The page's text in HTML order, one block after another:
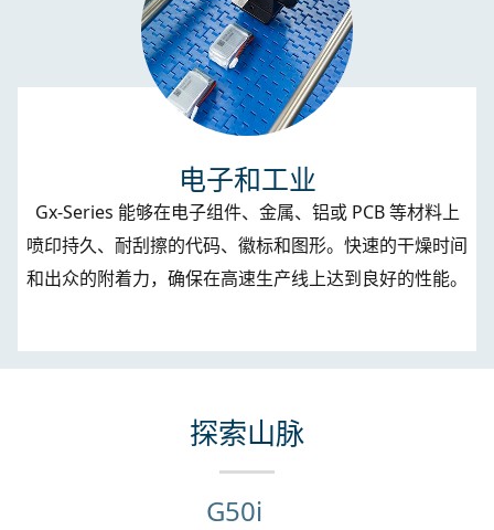
电子和工业
Gx-Series 能够在电子组件、金属、铝或 PCB 等材料上
喷印持久、耐刮擦的代码、徽标和图形。快速的干燥时间
和出众的附着力，确保在高速生产线上达到良好的性能。
探索山脉
G50i